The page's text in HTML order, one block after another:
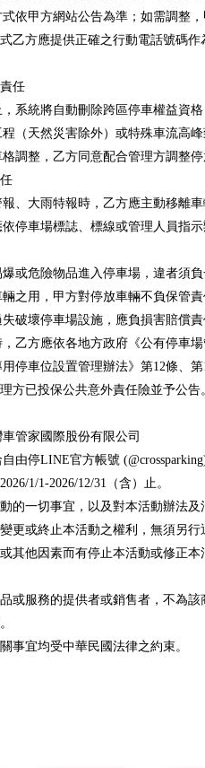
依甲方網站公告為準；如需調整，
乙方應提供正確之行動電話號碼
任
系統將自動刪除跨區停車權益資
（天然災害除外）或特殊車流高
調整，乙方同意配合管理方調整停
、大雨特報時，乙方應主動移離
停車場標誌、標線或管理人員指
或危險物品進入停車場，違者須負
之用，甲方對停放車輛不負保管責
破壞停車場設施，應負損害賠償責
乙方應依各地方政府《公有停車
停車位設置管理辦法》第12條、
方已投保公共意外責任險並予公告
管家國際股份有限公司
由停LINE官方帳號
1/1-2026/12/31（含）止。
的一切事宜，以及對本活動辦法及
更或終止本活動之權利，無須另行
其他因素而有停止本活動或修正
或服務的提供者或銷售者，不為
事宜均受中華民國法律之約束。